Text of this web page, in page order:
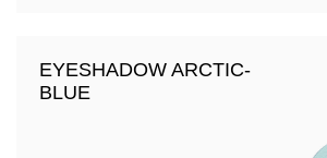
EYESHADOW ARCTIC-
BLUE